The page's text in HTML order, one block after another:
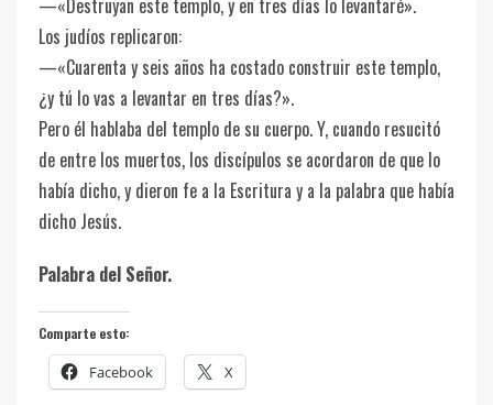
—«Destruyan este templo, y en tres días lo levantaré».
Los judíos replicaron:
—«Cuarenta y seis años ha costado construir este templo,
¿y tú lo vas a levantar en tres días?».
Pero él hablaba del templo de su cuerpo. Y, cuando resucitó
de entre los muertos, los discípulos se acordaron de que lo
había dicho, y dieron fe a la Escritura y a la palabra que había
dicho Jesús.
Palabra del Señor.
Comparte esto:
Facebook X